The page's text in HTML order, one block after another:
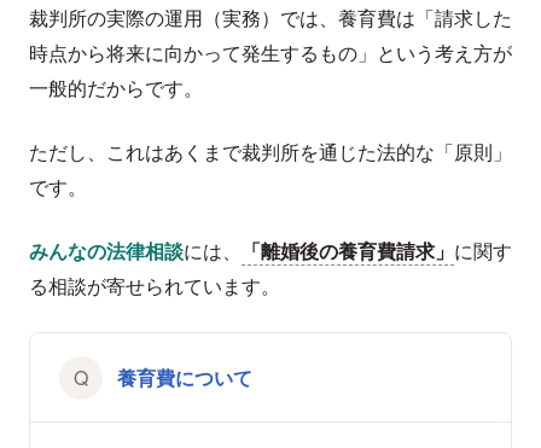
裁判所の実際の運用（実務）では、養育費は「請求した
時点から将来に向かって発生するもの」という考え方が
一般的だからです。
ただし、これはあくまで裁判所を通じた法的な「原則」
です。
みんなの法律相談には、 「離婚後の養育費請求」 に関す
る相談が寄せられています。
養育費について